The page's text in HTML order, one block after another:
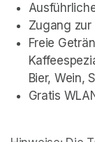
Zugang zur
Freie
Bier, Wein,
Gratis